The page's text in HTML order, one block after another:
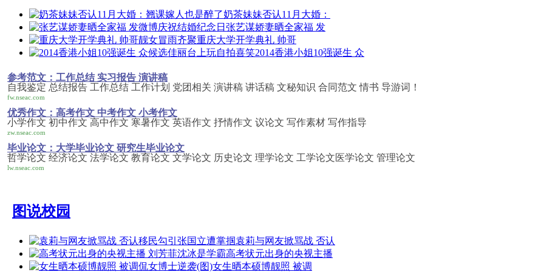
奶茶妹妹否认11月大婚：
张艺谋娇妻晒全家福 发
重庆大学开学典礼 帅哥
2014香港小姐10强诞生 众
参考范文：工作总结 实习报告 演讲稿
自我鉴定 总结报告 工作总结 工作计划 党团相关 演讲稿 讲话稿 文秘知识 合同范文 情书 导游词！
fw.nseac.com
优秀作文：高考作文 中考作文 小考作文
小学作文 初中作文 高中作文 寒暑作文 英语作文 抒情作文 议论文 写作素材 写作指导
zw.nseac.com
毕业论文：大学毕业论文 研究生毕业论文
哲学论文 经济论文 法学论文 教育论文 文学论文 历史论文 理学论文 工学论文医学论文 管理论文
lw.nseac.com
图说校园
袁莉与网友掀骂战 否认
高考状元出身的央视主播
女生晒本硕博靓照 被调